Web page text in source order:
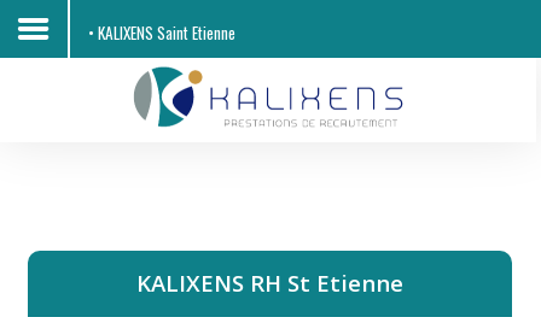
Entreprises
• KALIXENS Saint Etienne
KALIXENS RH St Etienne